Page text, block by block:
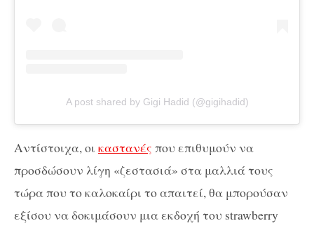
A post shared by Gigi Hadid (@gigihadid)
Αντίστοιχα, οι καστανές που επιθυμούν να
προσδώσουν λίγη «ζεστασιά» στα μαλλιά τους
τώρα που το καλοκαίρι το απαιτεί, θα μπορούσαν
εξίσου να δοκιμάσουν μια εκδοχή του strawberry